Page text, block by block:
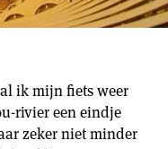
ik mijn fiets weer
rivier een eindje
zeker niet minder